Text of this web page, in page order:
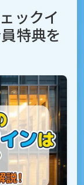
ックイ
特典を